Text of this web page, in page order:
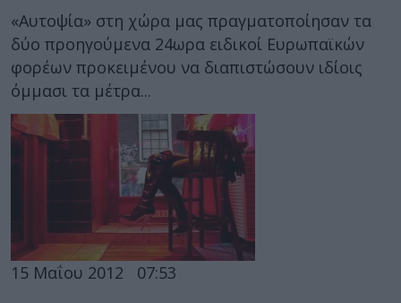
«Αυτοψία» στη χώρα μας πραγματοποίησαν τα
δύο προηγούμενα 24ωρα ειδικοί Ευρωπαϊκών
φορέων προκειμένου να διαπιστώσουν ιδίοις
όμμασι τα μέτρα...
15 Μαΐου 2012 07:53